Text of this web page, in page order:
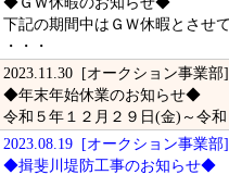
下記の期間中はＧＷ休暇とさせ
・・・
2023.11.30 [オークション事業部]
◆年末年始休業のお知らせ◆
令和５年１２月２９日(金)～令和
2023.08.19 [オークション事業部]
◆揖斐川堤防工事のお知らせ◆